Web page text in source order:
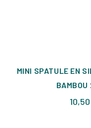
MINI SPATULE EN
BAMBOU